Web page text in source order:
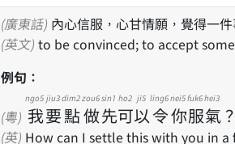
(廣東話) 內心信服，心甘情願，覺得一
(英文) to be convinced; to accept
例句：
(粵) 我
ngo5
要
jiu3
點
dim2
做
zou6
先
sin1
可
ho2
以
ji5
令
ling6
你
nei5
服
fuk6
氣
hei3
？
(英) How can I settle this with you in a